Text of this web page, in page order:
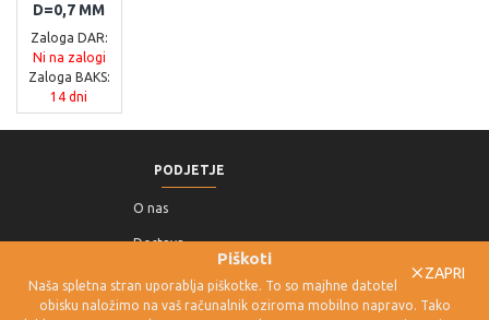
D=0,7 MM
Zaloga DAR:
Ni na zalogi
Zaloga BAKS:
14 dni
PODJETJE
O nas
Dostava
Pogoji poslovanja
Politika
ZAPRI
Piškoti
Naša spletna stran uporablja piškotke. To so majhne datoteke, ki jih ob
obisku naložimo na vaš računalnik oziroma mobilno napravo. Tako